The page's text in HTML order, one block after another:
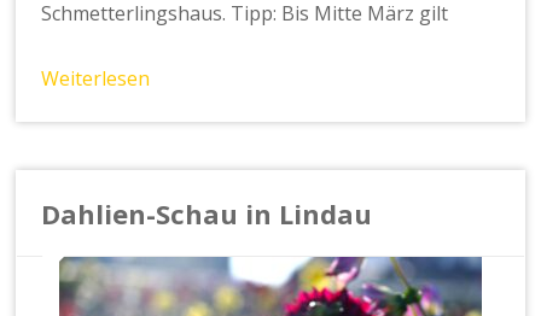
Schmetterlingshaus. Tipp: Bis Mitte März gilt
Weiterlesen
Dahlien-Schau in Lindau